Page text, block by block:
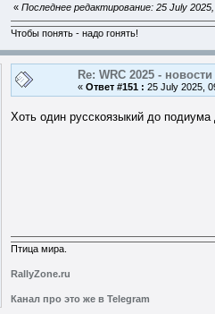
« Последнее редактирование: 25 July
Чтобы понять - надо гонять!
Re: WRC 2025 -
« Ответ #151 : 25 July 2025,
Хоть один русскоязыкий до подиума
Птица мира.
RallyZone.ru
Канал про это же в Telegram